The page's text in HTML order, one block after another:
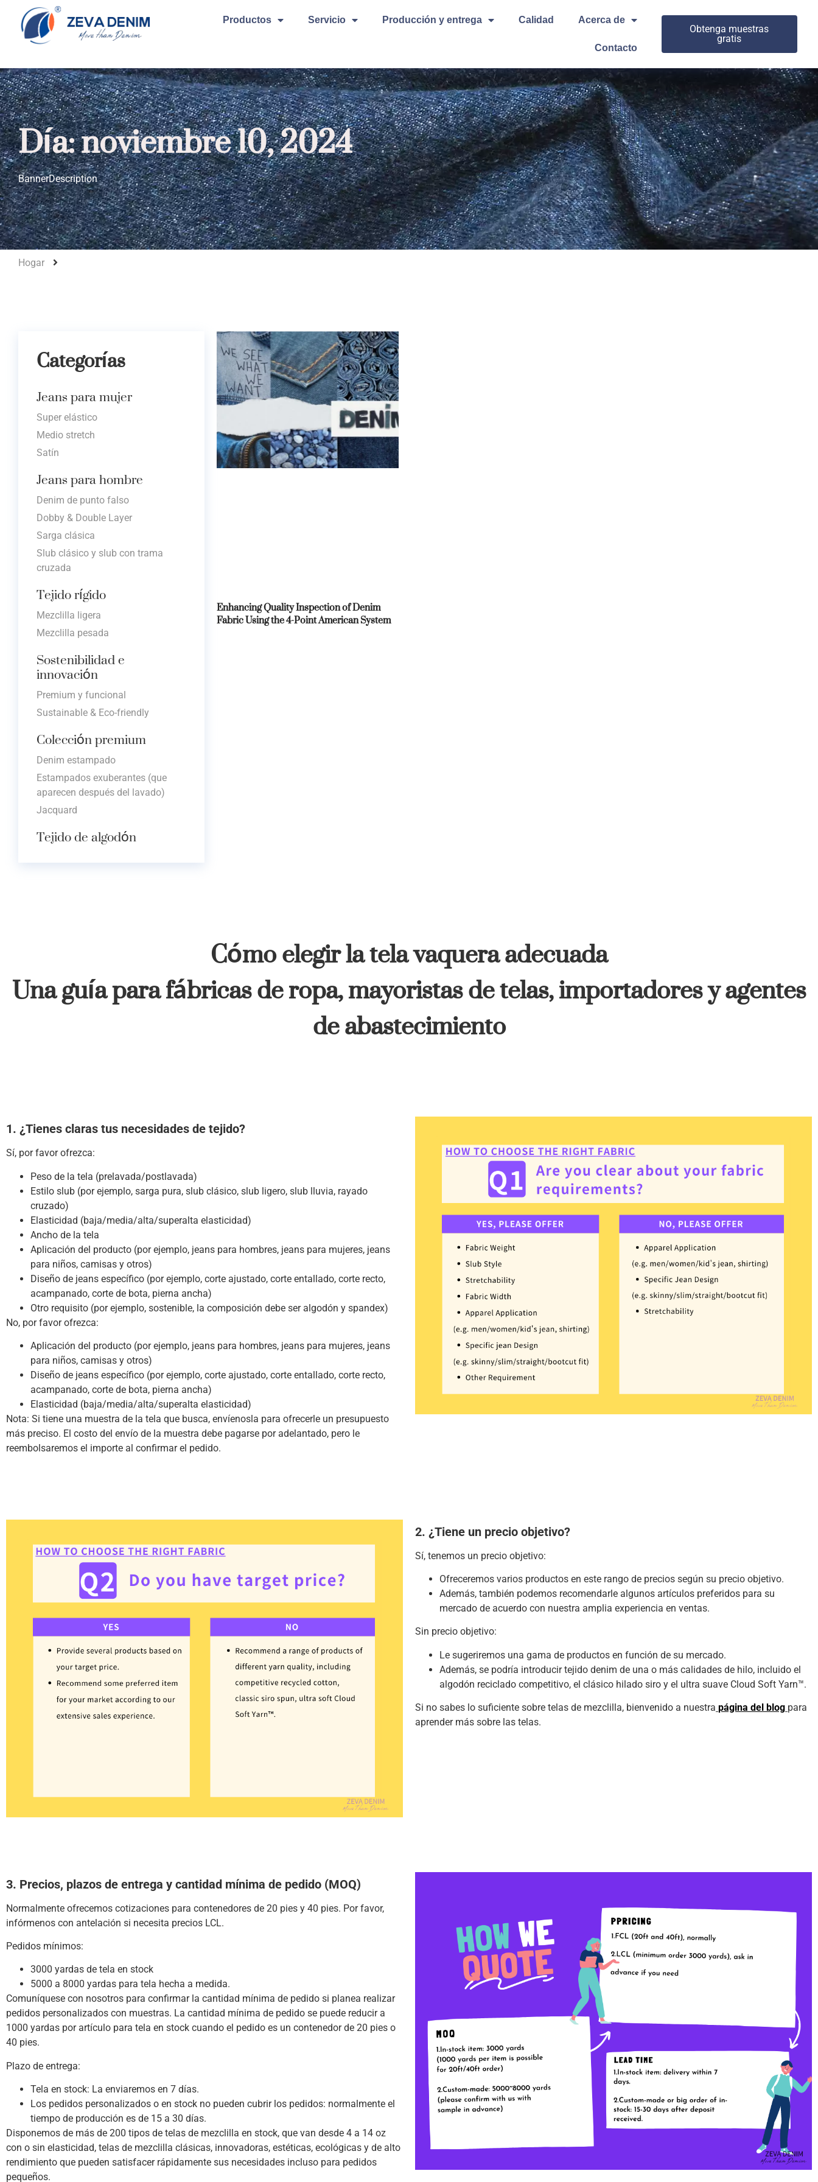
Productos Servicio Producción y entrega Calidad Acerca de
Contacto
Obtenga muestras
gratis
Día: noviembre 10, 2024
BannerDescription
Hogar
Categorías
Jeans para mujer
Super elástico
Medio stretch
Satín
Jeans para hombre
Denim de punto falso
Dobby & Double Layer
Sarga clásica
Slub clásico y slub con trama
cruzada
Tejido rígido
Mezclilla ligera
Mezclilla pesada
Sostenibilidad e
innovación
Premium y funcional
Sustainable & Eco-friendly
Colección premium
Denim estampado
Estampados exuberantes (que
aparecen después del lavado)
Jacquard
Tejido de algodón
Enhancing Quality Inspection of Denim
Fabric Using the 4-Point American System
Cómo elegir la tela vaquera adecuada
Una guía para fábricas de ropa, mayoristas de telas, importadores y agentes
de abastecimiento
1. ¿Tienes claras tus necesidades de tejido?
Sí, por favor ofrezca:
Peso de la tela (prelavada/postlavada)
Estilo slub (por ejemplo, sarga pura, slub clásico, slub ligero, slub lluvia, rayado
cruzado)
Elasticidad (baja/media/alta/superalta elasticidad)
Ancho de la tela
Aplicación del producto (por ejemplo, jeans para hombres, jeans para mujeres, jeans
para niños, camisas y otros)
Diseño de jeans específico (por ejemplo, corte ajustado, corte entallado, corte recto,
acampanado, corte de bota, pierna ancha)
Otro requisito (por ejemplo, sostenible, la composición debe ser algodón y spandex)
No, por favor ofrezca:
Aplicación del producto (por ejemplo, jeans para hombres, jeans para mujeres, jeans
para niños, camisas y otros)
Diseño de jeans específico (por ejemplo, corte ajustado, corte entallado, corte recto,
acampanado, corte de bota, pierna ancha)
Elasticidad (baja/media/alta/superalta elasticidad)
Nota: Si tiene una muestra de la tela que busca, envíenosla para ofrecerle un presupuesto
más preciso. El costo del envío de la muestra debe pagarse por adelantado, pero le
reembolsaremos el importe al confirmar el pedido.
2. ¿Tiene un precio objetivo?
Sí, tenemos un precio objetivo:
Ofreceremos varios productos en este rango de precios según su precio objetivo.
Además, también podemos recomendarle algunos artículos preferidos para su
mercado de acuerdo con nuestra amplia experiencia en ventas.
Sin precio objetivo:
Le sugeriremos una gama de productos en función de su mercado.
Además, se podría introducir tejido denim de una o más calidades de hilo, incluido el
algodón reciclado competitivo, el clásico hilado siro y el ultra suave Cloud Soft Yarn™.
Si no sabes lo suficiente sobre telas de mezclilla, bienvenido a nuestra página del blog para
aprender más sobre las telas.
3. Precios, plazos de entrega y cantidad mínima de pedido (MOQ)
Normalmente ofrecemos cotizaciones para contenedores de 20 pies y 40 pies. Por favor,
infórmenos con antelación si necesita precios LCL.
Pedidos mínimos:
3000 yardas de tela en stock
5000 a 8000 yardas para tela hecha a medida.
Comuníquese con nosotros para confirmar la cantidad mínima de pedido si planea realizar
pedidos personalizados con muestras. La cantidad mínima de pedido se puede reducir a
1000 yardas por artículo para tela en stock cuando el pedido es un contenedor de 20 pies o
40 pies.
Plazo de entrega:
Tela en stock: La enviaremos en 7 días.
Los pedidos personalizados o en stock no pueden cubrir los pedidos: normalmente el
tiempo de producción es de 15 a 30 días.
Disponemos de más de 200 tipos de telas de mezclilla en stock, que van desde 4 a 14 oz
con o sin elasticidad, telas de mezclilla clásicas, innovadoras, estéticas, ecológicas y de alto
rendimiento que pueden satisfacer rápidamente sus necesidades incluso para pedidos
pequeños.